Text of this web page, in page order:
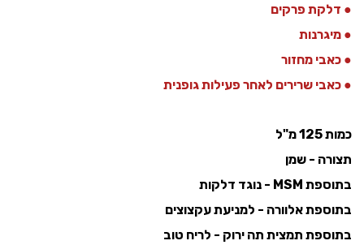
● דלקת פרקים
● מיגרנות
● כאבי מחזור
● כאבי שרירים לאחר פעילות גופנית
כמות 125 מ"ל
תצורה - שמן
בתוספת MSM - נוגד דלקות
בתוספת אלוורה - למניעת עקצוצים
בתוספת תמצית תה ירוק - לריח טוב